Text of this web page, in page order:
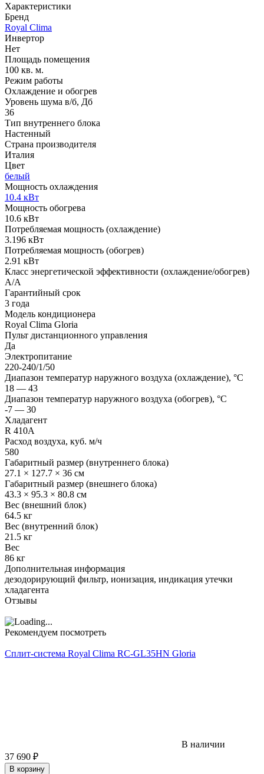
Характеристики
Бренд
Royal Clima
Инвертор
Нет
Площадь помещения
100 кв. м.
Режим работы
Охлаждение и обогрев
Уровень шума в/б, Дб
36
Тип внутреннего блока
Настенный
Страна производителя
Италия
Цвет
белый
Мощность охлаждения
10.4 кВт
Мощность обогрева
10.6 кВт
Потребляемая мощность (охлаждение)
3.196 кВт
Потребляемая мощность (обогрев)
2.91 кВт
Класс энергетической эффективности (охлаждение/обогрев)
A/A
Гарантийный срок
3 года
Модель кондиционера
Royal Clima Gloria
Пульт дистанционного управления
Да
Электропитание
220-240/1/50
Диапазон температур наружного воздуха (охлаждение), °C
18 — 43
Диапазон температур наружного воздуха (обогрев), °C
-7 — 30
Хладагент
R 410A
Расход воздуха, куб. м/ч
580
Габаритный размер (внутреннего блока)
27.1 × 127.7 × 36 см
Габаритный размер (внешнего блока)
43.3 × 95.3 × 80.8 см
Вес (внешний блок)
64.5 кг
Вес (внутренний блок)
21.5 кг
Вес
86 кг
Дополнительная информация
дезодорирующий фильтр, ионизация, индикация утечки
хладагента
Отзывы
Рекомендуем посмотреть
Сплит-система Royal Clima RC-GL35HN Gloria
В наличии
37 690 ₽
В корзину